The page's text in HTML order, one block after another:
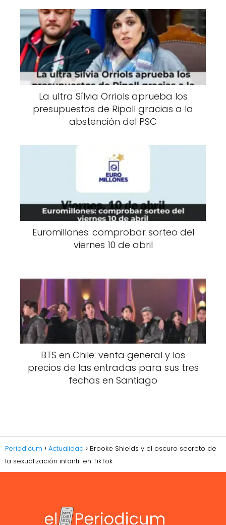
La ultra Sílvia Orriols aprueba los
presupuestos de Ripoll gracias a la
abstención del PSC
Euromillones: comprobar sorteo del
viernes 10 de abril
BTS en Chile: venta general y los
precios de las entradas para sus tres
fechas en Santiago
Periodicum Actualidad
Brooke Shields y el oscuro secreto de
la sexualización infantil en TikTok